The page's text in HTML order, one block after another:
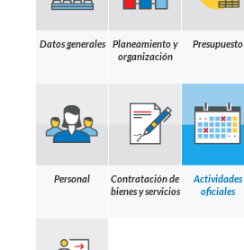
Datos generales
Planeamiento y
organización
Presupuesto
Personal
Contratación de
bienes y servicios
Actividades
oficiales